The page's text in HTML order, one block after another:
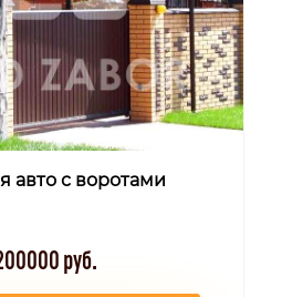
авто с воротами
руб.